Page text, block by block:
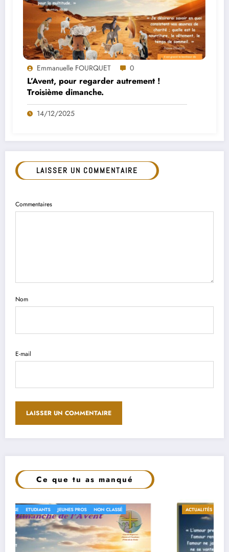
Emmanuelle FOURQUET 0
L’Avent, pour regarder autrement !
Troisième dimanche.
14/12/2025
LAISSER UN COMMENTAIRE
Commentaires
Nom
E-mail
Ce que tu as manqué
ACTUALITÉS EN EGLISE ETUDIANTS NON CLASSÉ